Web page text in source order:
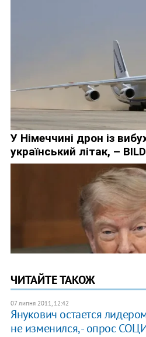
ЧИТАЙТЕ ТАКОЖ
07 липня 2011, 12:42
Янукович остается
не изменился, - опрос